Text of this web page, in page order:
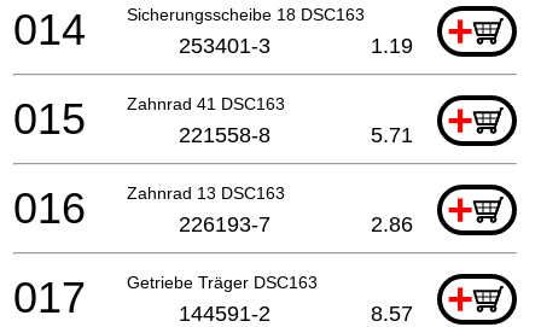
Sicherungsscheibe 18 DSC163 +
014 253401-3 1.19
Zahnrad 41 DSC163 +
015 221558-8 5.71
Zahnrad 13 DSC163 +
016 226193-7 2.86
Getriebe Träger DSC163 +
017 144591-2 8.57